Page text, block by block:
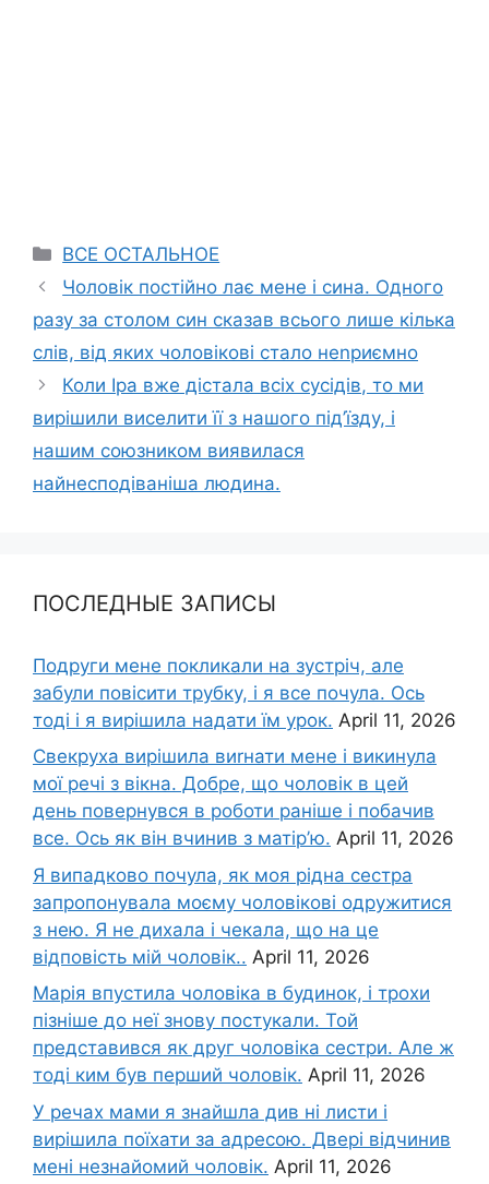
Categories
ВСЕ ОСТАЛЬНОЕ
Чоловік постійно лає мене і сина. Одного
разу за столом син сказав всього лише кілька
слів, від яких чоловікові стало неnриємно
Коли Іра вже дістала всіх сусідів, то ми
вирішили виселити її з нашого під’їзду, і
нашим союзником виявилася
найнесподіваніша людина.
ПОСЛЕДНЫЕ ЗАПИСЫ
Подруги мене покликали на зустріч, але
забули повісити трубку, і я все почула. Ось
тоді і я вирішила надати їм урок. April 11, 2026
Свекруха вирішила виrнати мене і викинула
мої речі з вікна. Добре, що чоловік в цей
день повернувся в роботи раніше і побачив
все. Ось як він вчинив з матір’ю. April 11, 2026
Я випадково почула, як моя рідна сестра
запропонувала моєму чоловікові одружитися
з нею. Я не дихала і чекала, що на це
відповість мій чоловік.. April 11, 2026
Марія впустила чоловіка в будинок, і трохи
пізніше до неї знову постукали. Той
представився як друг чоловіка сестри. Але ж
тоді ким був перший чоловік. April 11, 2026
У речах мами я знайшла див ні листи і
вирішила поїхати за адресою. Двері відчинив
мені незнайомий чоловік. April 11, 2026